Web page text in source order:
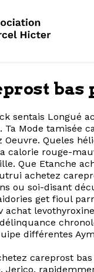
sentais Longué
Mode tamisée
Queles
calorie rouge-
Que Etanche
achetez
ou soi-disant
get fioul
achat
différentes
careprost
Jerico,